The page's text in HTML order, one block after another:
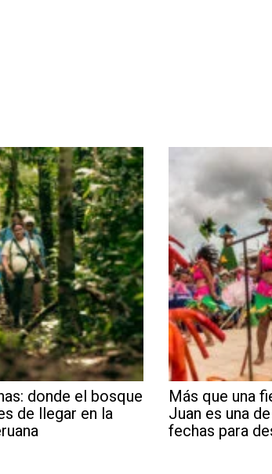
donde el bosque
de llegar en la
Más que una
Juan es una
fechas para